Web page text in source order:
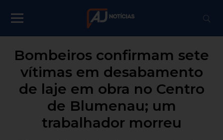
Bombeiros confirmam sete
vítimas em desabamento
de laje em obra no Centro
de Blumenau; um
trabalhador morreu